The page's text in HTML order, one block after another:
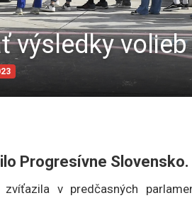
výsledky
Progresívne Slovensko.
v predčasných